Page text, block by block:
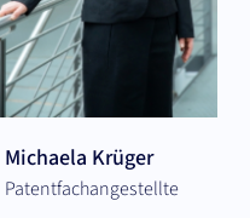
Michaela Krüger
Patentfachangestellte